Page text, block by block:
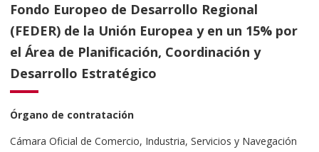
Fondo Europeo de Desarrollo Regional
(FEDER) de la Unión Europea y en un 15% por
el Área de Planificación, Coordinación y
Desarrollo Estratégico
Órgano de contratación
Cámara Oficial de Comercio, Industria, Servicios y Navegación